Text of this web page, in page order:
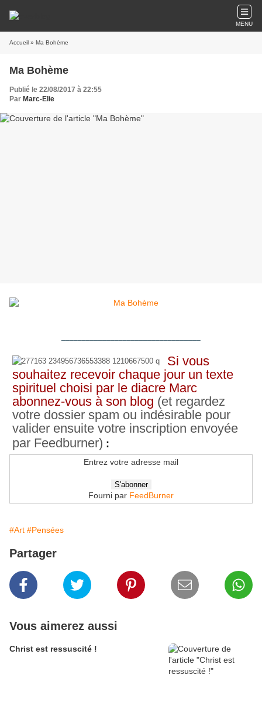
MENU
Accueil » Ma Bohème
Ma Bohème
Publié le 22/08/2017 à 22:55
Par Marc-Elie
Si vous
souhaitez recevoir chaque jour un texte
spirituel choisi par le diacre Marc
abonnez-vous à son blog (et regardez
votre dossier spam ou indésirable pour
valider ensuite votre inscription envoyée
par Feedburner) :
Entrez votre adresse mail
Fourni par FeedBurner
#Art #Pensées
Partager
Vous aimerez aussi
Christ est ressuscité !